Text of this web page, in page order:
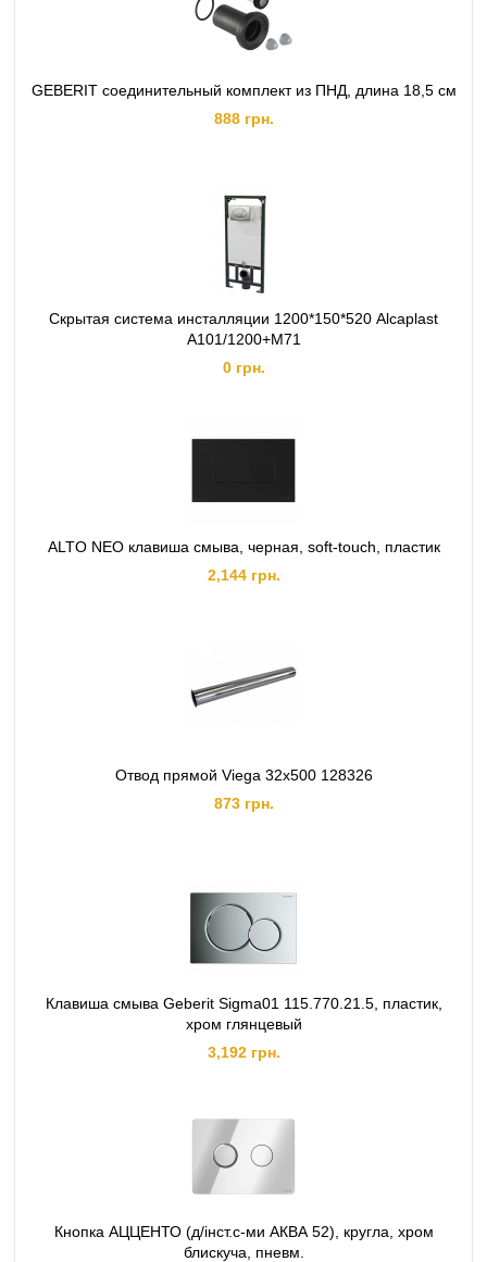
GEBERIT соединительный комплект из ПНД, длина 18,5 см
888 грн.
Скрытая система инсталляции 1200*150*520 Alcaplast
A101/1200+M71
0 грн.
ALTO NEO клавиша смыва, черная, soft-touch, пластик
2,144 грн.
Отвод прямой Viega 32х500 128326
873 грн.
Клавиша смыва Geberit Sigma01 115.770.21.5, пластик,
хром глянцевый
3,192 грн.
Кнопка АЦЦЕНТО (д/інст.с-ми АКВА 52), кругла, хром
блискуча, пневм.